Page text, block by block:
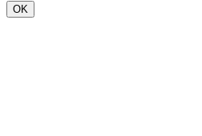
OK